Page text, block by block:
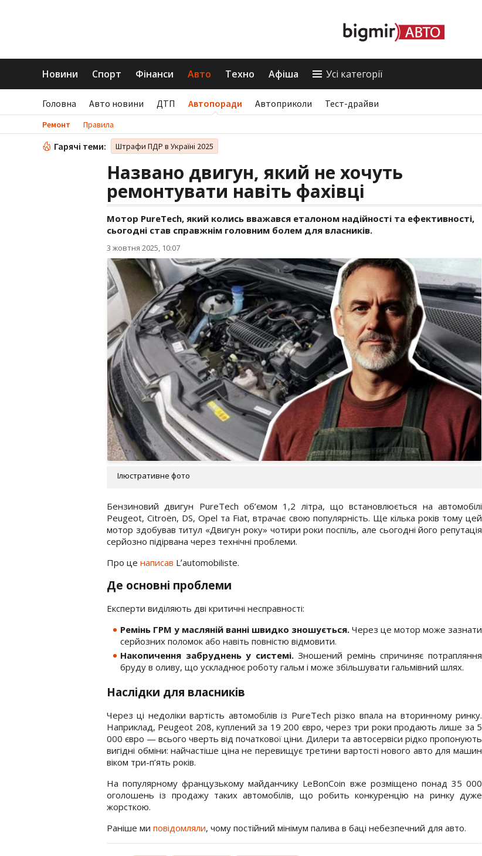
Новини Спорт Фінанси Авто Техно Афіша Усі категорії
Головна Авто новини ДТП Автопоради Автоприколи Тест-драйви
Ремонт Правила
Гарячі теми: Штрафи ПДР в Україні 2025
Названо двигун, який не хочуть
ремонтувати навіть фахівці
Мотор PureTech, який колись вважався еталоном надійності та ефективності,
сьогодні став справжнім головним болем для власників.
3 жовтня 2025, 10:07
Ілюстративне фото
Бензиновий двигун PureTech об’ємом 1,2 літра, що встановлюється на автомобілі
Peugeot, Citroën, DS, Opel та Fiat, втрачає свою популярність. Ще кілька років тому цей
мотор здобував титул «Двигун року» чотири роки поспіль, але сьогодні його репутація
серйозно підірвана через технічні проблеми.
Про це написав Lʼautomobiliste.
Де основні проблеми
Експерти виділяють дві критичні несправності:
Ремінь ГРМ у масляній ванні швидко зношується. Через це мотор може зазнати
серйозних поломок або навіть повністю відмовити.
Накопичення забруднень у системі.Зношений ремінь спричиняє потрапляння
бруду в оливу, що ускладнює роботу гальм і може збільшувати гальмівний шлях.
Наслідки для власників
Через ці недоліки вартість автомобілів із PureTech різко впала на вторинному ринку.
Наприклад, Peugeot 208, куплений за 19 200 євро, через три роки продають лише за 5
000 євро — всього чверть від початкової ціни. Дилери та автосервіси рідко пропонують
вигідні обміни: найчастіше ціна не перевищує третини вартості нового авто для машин
віком три-п’ять років.
На популярному французькому майданчику LeBonCoin вже розміщено понад 35 000
оголошень із продажу таких автомобілів, що робить конкуренцію на ринку дуже
жорсткою.
Раніше ми повідомляли, чому постійний мінімум палива в баці небезпечний для авто.